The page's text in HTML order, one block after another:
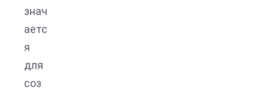
знач
аетс
я
для
соз